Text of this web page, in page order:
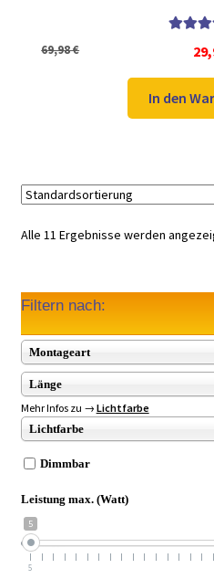
69,98€
Preis
war:
In den
Alle 11 Ergebnisse werden
Filtern nach:
Montageart
Länge
Mehr Infos zu → Lichtfarbe
Lichtfarbe
Dimmbar
Leistung max. (Watt)
5
5